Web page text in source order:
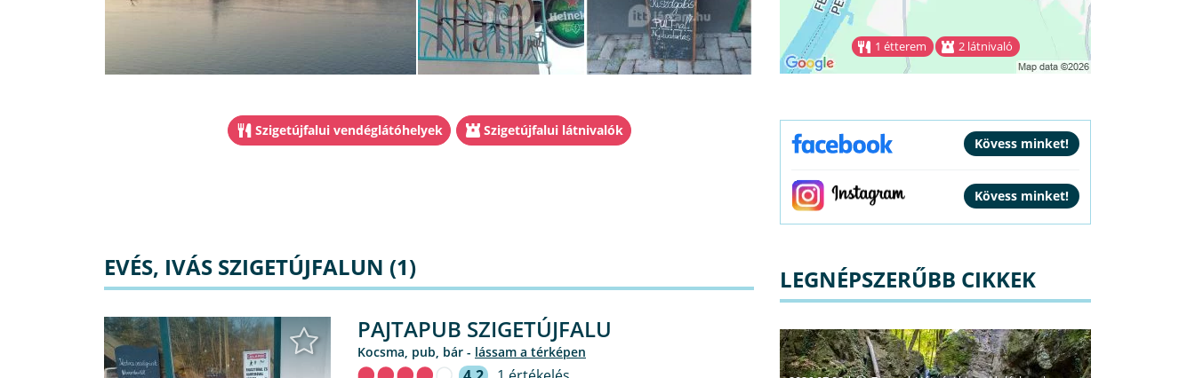
Szigetújfalui vendéglátóhelyek Szigetújfalui látnivalók
EVÉS, IVÁS SZIGETÚJFALUN (1)
PAJTAPUB SZIGETÚJFALU
kocsma, pub, bár - lássam a térképen
1 étterem 2 látnivaló
LEGNÉPSZERŰBB CIKKEK